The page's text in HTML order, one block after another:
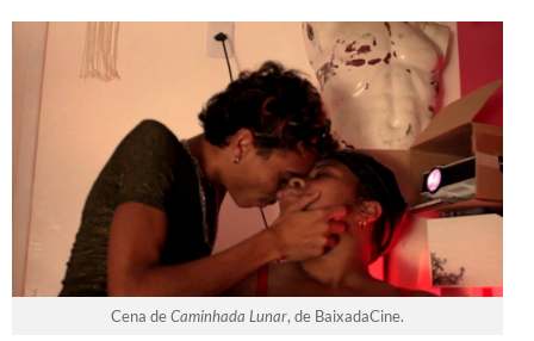
Cena deCaminhada Lunar, de BaixadaCine.